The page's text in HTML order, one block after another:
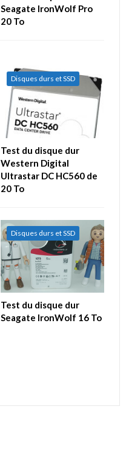
Seagate IronWolf Pro
20 To
Disques durs et SSD
Test du disque dur
Western Digital
Ultrastar DC HC560 de
20 To
Disques durs et SSD
Test du disque dur
Seagate IronWolf 16 To